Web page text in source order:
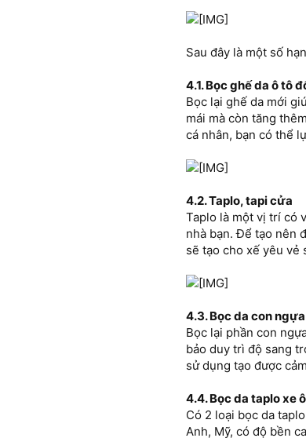
Sau đây là một số
4.1. Bọc ghế da ô tô
Bọc lại ghế da mới
mái mà còn tăng
cá nhân, bạn có thể
4.2. Taplo, tapi cửa
Taplo là một vị trí có
nhà bạn. Để tạo nên
sẽ tạo cho xế yêu
4.3. Bọc da con
Bọc lại phần con
bảo duy trì độ sang
sử dụng tạo được
4.4. Bọc da taplo xe
Có 2 loại bọc da
Anh, Mỹ, có độ bền